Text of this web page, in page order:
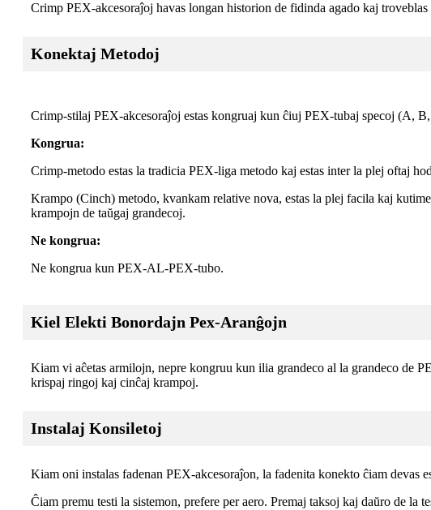
Crimp PEX-akcesoraĵoj havas longan historion de fidinda agado kaj
Konektaj Metodoj
Crimp-stilaj PEX-akcesoraĵoj estas kongruaj kun ĉiuj PEX-tubaj specoj (A,
Kongrua:
Crimp-metodo estas la tradicia PEX-liga metodo kaj estas inter la plej oftaj
Krampo (Cinch) metodo, kvankam relative nova, estas la plej facila kaj
krampojn de taŭgaj grandecoj.
Ne kongrua:
Ne kongrua kun PEX-AL-PEX-tubo.
Kiel Elekti Bonordajn Pex-Aranĝojn
Kiam vi aĉetas armilojn, nepre kongruu kun ilia grandeco al la grandeco de
krispaj ringoj kaj cinĉaj krampoj.
Instalaj Konsiletoj
Kiam oni instalas fadenan PEX-akcesoraĵon, la fadenita konekto ĉiam devas
Ĉiam premu testi la sistemon, prefere per aero. Premaj taksoj kaj daŭro de